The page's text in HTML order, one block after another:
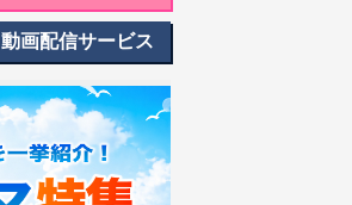
動画配信サービス